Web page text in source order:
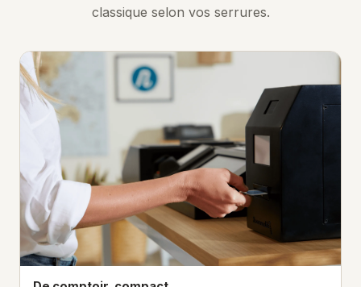
classique selon vos serrures.